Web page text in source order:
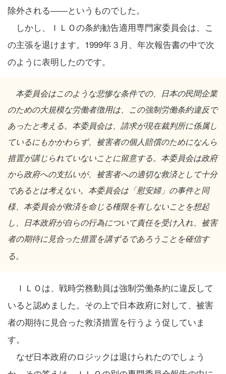
除外される――というものでした。
しかし、ＩＬＯの条約勧告適用専門家委員会は、こ
の主張を退けます。1999年３月、年次報告書の中で次
のように表明したのです。
本委員会はこのような悲惨な条件での、日本の民間企業
のための大規模な労働者徴用は、この強制労働条約違反で
あったと考える。本委員会は、請求が現在裁判所に係属し
ているにもかかわらず、被害者の個人賠償のためになんら
措置が講じられていないことに留意する。本委員会は政府
から政府への支払いが、被害者への適切な救済として十分
であるとは考えない。本委員会は「慰安婦」の事件と同
様、本委員会が救済を命じる権限を有しないことを想起
し、日本政府が自らの行為について責任を受け入れ、被害
者の期待に見合った措置を講ずるであろうことを確信す
る。
ＩＬＯは、戦時労務動員は強制労働条約に違反して
いると認めました。その上で日本政府に対して、被害
者の期待に見合った救済措置を行うよう促していま
す。
なぜ日本政府のロジックは退けられたのでしょう